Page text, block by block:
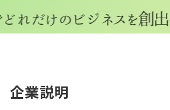
企業説明